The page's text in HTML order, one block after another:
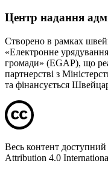
Центр надання
Створено в рамках
«Електронне урядування
громади» (EGAP), що
партнерстві з
та фінансується
Весь контент доступний
Attribution 4.0